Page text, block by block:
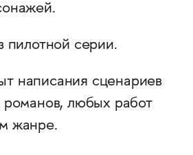
пилотной серии.
написания сценариев
романов, любых работ
жанре.